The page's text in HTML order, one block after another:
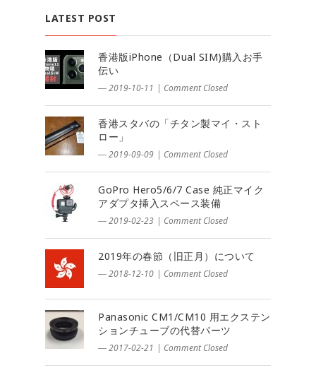
LATEST POST
香港版iPhone（Dual SIM)購入お手
伝い
― 2019-10-11 | Comment Closed
香港スタバの「チタン製マイ・スト
ロー」
― 2019-09-09 | Comment Closed
GoPro Hero5/6/7 Case 純正マイク
アダプタ挿入スペース装備
― 2019-02-23 | Comment Closed
2019年の春節（旧正月）について
― 2018-12-10 | Comment Closed
Panasonic CM1/CM10 用エクステン
ションチューブの代替パーツ
― 2017-02-21 | Comment Closed